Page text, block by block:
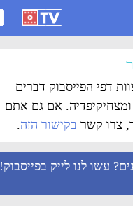
דפי הפייסבוק דברים
אם גם אתם
צרו קשר בקישור הזה.
עשו לנו לייק בפייסבוק!